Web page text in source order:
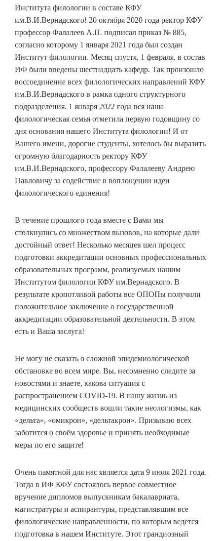
Института филологии в составе КФУ
им.В.И.Вернадского! 20 октября 2020 года ректор КФУ
профессор Фалалеев А.П. подписал приказ № 885,
согласно которому 1 января 2021 года был создан
Институт филологии. Месяц спустя, 1 февраля, в состав
ИФ были введены шестнадцать кафедр. Так произошло
воссоединение всех филологических направлений КФУ
им.В.И.Вернадского в рамка одного структурного
подразделения. 1 января 2022 года вся наша
филологическая семья отметила первую годовщину со
дня основания нашего Института филологии! И от
Вашего имени, дорогие студенты, хотелось бы выразить
огромную благодарность ректору КФУ
им.В.И.Вернадского, профессору Фалалееву Андрею
Павловичу за содействие в воплощении идеи
филологического единения!
В течение прошлого года вместе с Вами мы
столкнулись со множеством вызовов, на которые дали
достойный ответ! Несколько месяцев шел процесс
подготовки аккредитации основных профессиональных
образовательных программ, реализуемых нашим
Институтом филологии КФУ им.Вернадского. В
результате кропотливой работы все ОПОПы получили
положительное заключение о государственной
аккредитации образовательной деятельности. В этом
есть и Ваша заслуга!
Не могу не сказать о сложной эпидемиологической
обстановке во всем мире. Вы, несомненно следите за
новостями и знаете, какова ситуация с
распространением COVID-19. В нашу жизнь из
медицинских сообществ вошли такие неологизмы, как
«дельта», «омикрон», «дельтакрон». Призываю всех
заботится о своём здоровье и принять необходимые
меры по его защите!
Очень памятной для нас является дата 9 июля 2021 года.
Тогда в ИФ КФУ состоялось первое совместное
вручение дипломов выпускникам бакалавриата,
магистратуры и аспирантуры, представлявшим все
филологические направленности, по которым ведется
подготовка в нашем Институте. Этот грандиозный